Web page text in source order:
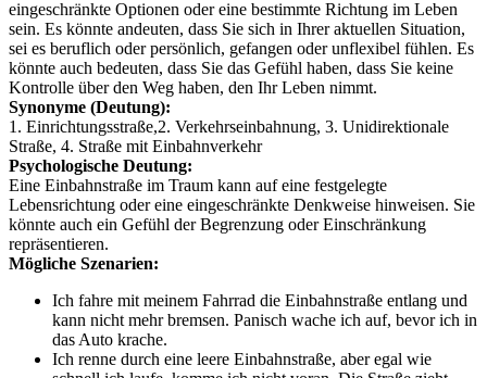
eingeschränkte Optionen oder eine bestimmte Richtung im Leben
sein. Es könnte andeuten, dass Sie sich in Ihrer aktuellen Situation,
sei es beruflich oder persönlich, gefangen oder unflexibel fühlen. Es
könnte auch bedeuten, dass Sie das Gefühl haben, dass Sie keine
Kontrolle über den Weg haben, den Ihr Leben nimmt.
Synonyme (Deutung):
1. Einrichtungsstraße,2. Verkehrseinbahnung, 3. Unidirektionale
Straße, 4. Straße mit Einbahnverkehr
Psychologische Deutung:
Eine Einbahnstraße im Traum kann auf eine festgelegte
Lebensrichtung oder eine eingeschränkte Denkweise hinweisen. Sie
könnte auch ein Gefühl der Begrenzung oder Einschränkung
repräsentieren.
Mögliche Szenarien:
Ich fahre mit meinem Fahrrad die Einbahnstraße entlang und
kann nicht mehr bremsen. Panisch wache ich auf, bevor ich in
das Auto krache.
Ich renne durch eine leere Einbahnstraße, aber egal wie